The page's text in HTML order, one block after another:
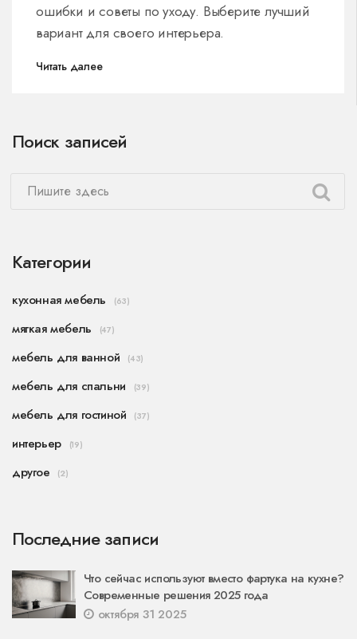
ошибки и советы по уходу. Выберите лучший
вариант для своего интерьера.
Читать далее
Поиск записей
Категории
кухонная мебель (63)
мягкая мебель (47)
мебель для ванной (43)
мебель для спальни (39)
мебель для гостиной (37)
интерьер (19)
другое (2)
Последние записи
Что сейчас используют вместо фартука на кухне?
Современные решения 2025 года
октября 31 2025